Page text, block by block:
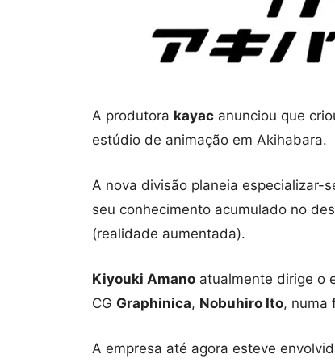
A produtora kayac anunciou que
estúdio de animação em Akihabara.
A nova divisão planeia especializar-
seu conhecimento acumulado no
(realidade aumentada).
Kiyouki Amano atualmente dirige o
CG Graphinica, Nobuhiro Ito, numa
A empresa até agora esteve